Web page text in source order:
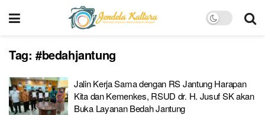
Tag: #bedahjantung
Jalin Kerja Sama dengan RS Jantung Harapan
Kita dan Kemenkes, RSUD dr. H. Jusuf SK akan
Buka Layanan Bedah Jantung